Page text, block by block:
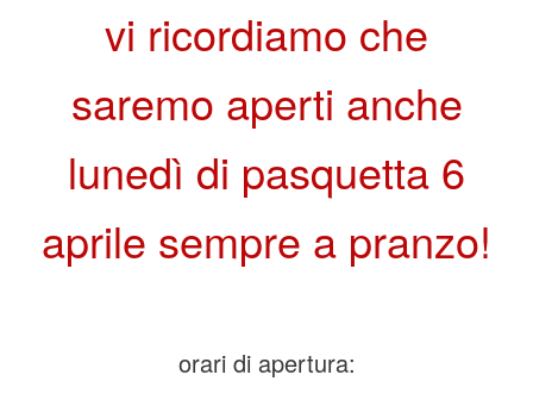
vi ricordiamo che
saremo aperti anche
lunedì di pasquetta 6
aprile sempre a pranzo!
orari di apertura: